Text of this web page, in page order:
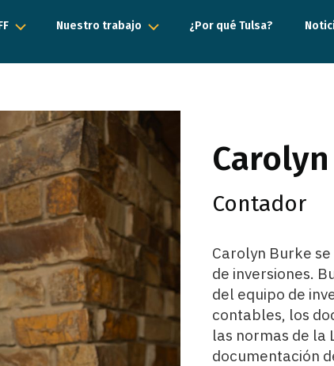
Nuestro trabajo ¿Por qué Tulsa?
Contador
Carolyn Burke
de inversiones.
del equipo de
contables, los
las normas de la
documentación